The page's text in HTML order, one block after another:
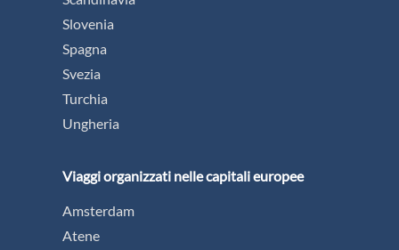
Slovenia
Spagna
Svezia
Turchia
Ungheria
Viaggi organizzati nelle capitali europee
Amsterdam
Atene